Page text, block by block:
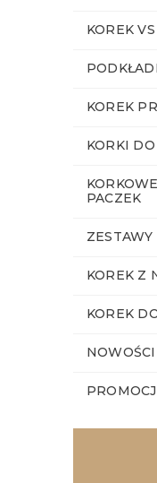
KOREK
KOREK
KORKI
PACZEK
KOREK Z
KOREK
NOWOŚCI